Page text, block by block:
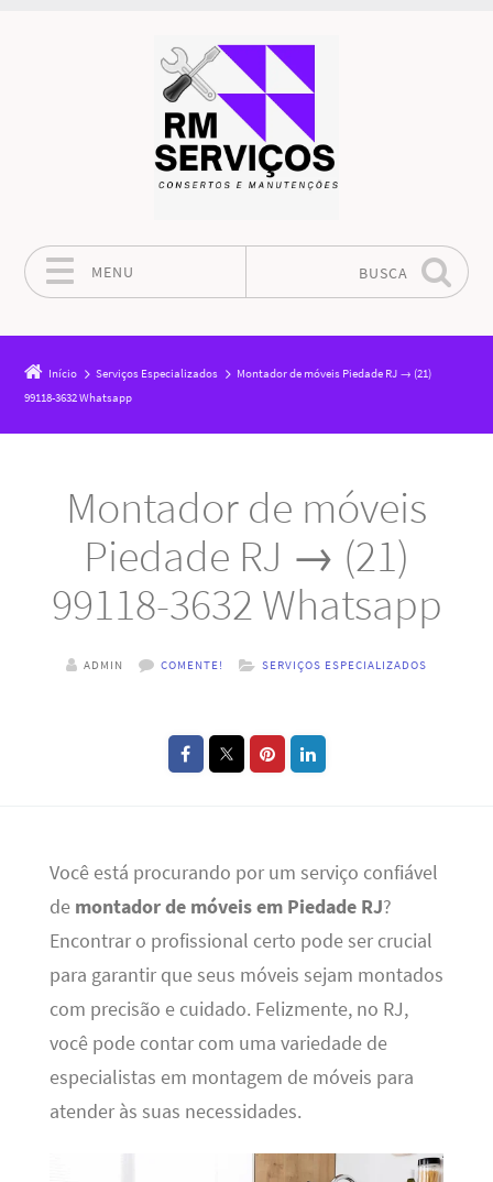
MENU BUSCA
Início Serviços Especializados
Montador de móveis Piedade RJ → (21)
99118-3632 Whatsapp
Montador de móveis
Piedade RJ → (21)
99118-3632 Whatsapp
ADMIN COMENTE! SERVIÇOS ESPECIALIZADOS
Você está procurando por um serviço confiável
de montador de móveis em Piedade RJ?
Encontrar o profissional certo pode ser crucial
para garantir que seus móveis sejam montados
com precisão e cuidado. Felizmente, no RJ,
você pode contar com uma variedade de
especialistas em montagem de móveis para
atender às suas necessidades.